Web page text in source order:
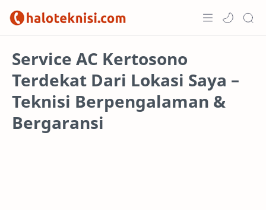
Projects
Service AC Kertosono
Terdekat Dari Lokasi Saya –
Teknisi Berpengalaman &
Bergaransi